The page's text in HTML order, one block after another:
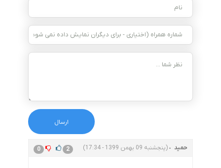
حمید (پنجشنبه 09 بهمن 1399 - 17:34) 0 2